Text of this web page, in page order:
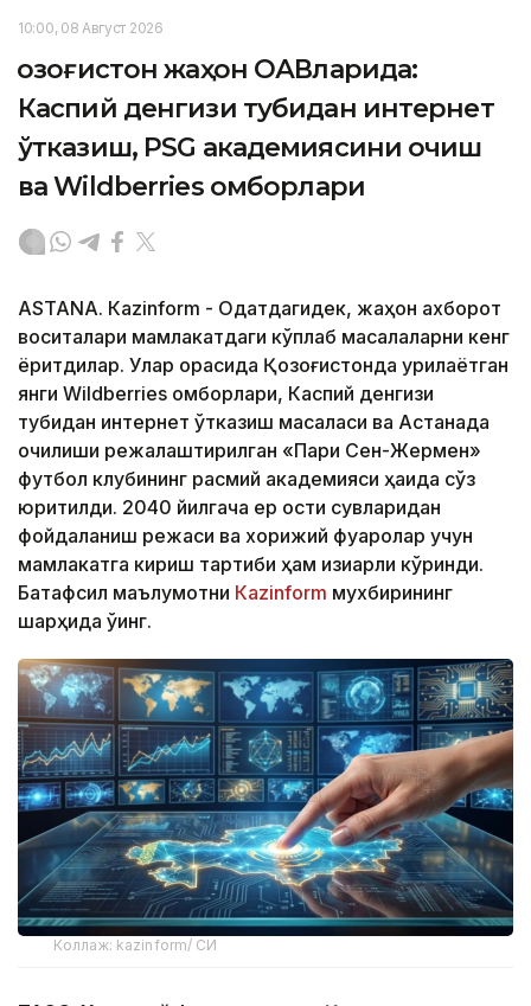
10:00, 08 Август 2026
Қозоғистон жаҳон ОАВларида:
Каспий денгизи тубидан интернет
ўтказиш, PSG академиясини очиш
ва Wildberries омборлари
ASTANА. Кazinform - Одатдагидек, жаҳон ахборот
воситалари мамлакатдаги кўплаб масалаларни кенг
ёритдилар. Улар орасида Қозоғистонда қурилаётган
янги Wildberries омборлари, Каспий денгизи
тубидан интернет ўтказиш масаласи ва Астанада
очилиши режалаштирилган «Пари Сен-Жермен»
футбол клубининг расмий академияси ҳақида сўз
юритилди. 2040 йилгача ер ости сувларидан
фойдаланиш режаси ва хорижий фуқаролар учун
мамлакатга кириш тартиби ҳам қизиқарли кўринди.
Батафсил маълумотни Кazinform мухбирининг
шарҳида ўқинг.
Коллаж: kazinform/ СИ